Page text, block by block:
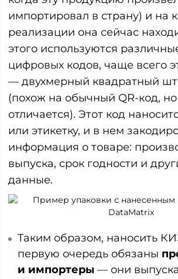
импортировал в страну) и на
реализации она сейчас
этого используются
цифровых кодов, чаще всего
— двухмерный квадратный
(похож на обычный QR-код,
отличается). Этот код
или этикетку, и в нем
информация о товаре:
выпуска, срок годности и
данные.
Таким образом, наносить
первую очередь обязаны
и импортеры — они